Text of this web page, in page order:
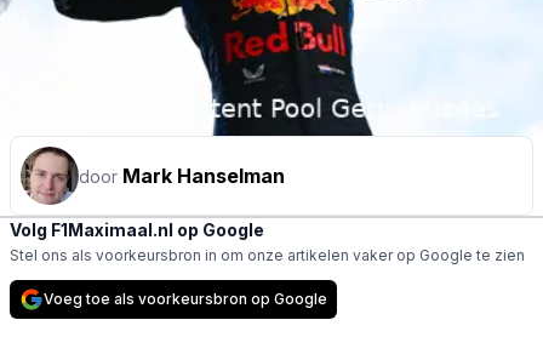
door Mark Hanselman
Volg F1Maximaal.nl op Google
Stel ons als voorkeursbron in om onze artikelen vaker op Google te zien
Voeg toe als voorkeursbron op Google